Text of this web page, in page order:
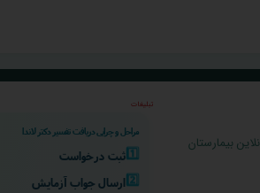
بیمارستان
تبلیغات
مراحل و چرایی دریافت تفسیر دکتر لاندا
1️⃣ثبت درخواست
2️⃣ارسال جواب آزمایش